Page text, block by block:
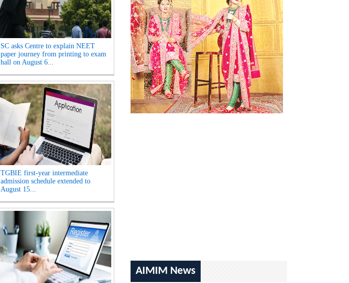
SC asks Centre to explain NEET
paper journey from printing to exam
hall on August 6...
TGBIE first-year intermediate
admission schedule extended to
August 15...
AIMIM News